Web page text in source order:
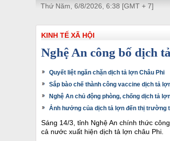
Thứ Năm, 6/8/2026, 6:38 [GMT + 7]
KINH TẾ XÃ HỘI
Nghệ An công bố dịch
Quyết liệt ngăn chặn dịch tả lợn Châu Phi
Sắp bào chế thành công vaccine dịch tả
Nghệ An chủ động phòng, chống dịch tả
Ảnh hưởng của dịch tả lợn đến thị trường
Sáng 14/3, tỉnh Nghệ An chính thức
cả nước xuất hiện dịch tả lợn châu Phi.